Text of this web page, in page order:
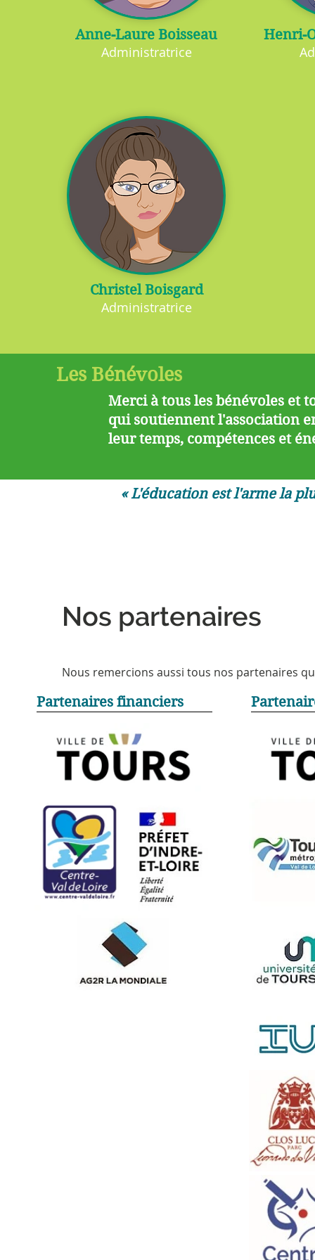
Anne-Laure Boisseau
Administratrice
Christel Boisgard
Administratrice
Henri-
Les Bénévoles
Merci à tous les bénévoles et
qui soutiennent l'association
leur temps, compétences et
« L'éducation est l'arme la
Nos partenaires
Nous remercions aussi tous nos partenaires
Partenaires financiers